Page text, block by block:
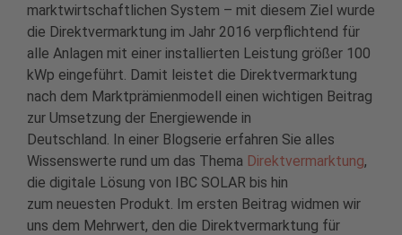
marktwirtschaftlichen System – mit diesem Ziel wurde
die Direktvermarktung im Jahr 2016 verpflichtend für
alle Anlagen mit einer installierten Leistung größer 100
kWp eingeführt. Damit leistet die Direktvermarktung
nach dem Marktprämienmodell einen wichtigen Beitrag
zur Umsetzung der Energiewende in
Deutschland. In einer Blogserie erfahren Sie alles
Wissenswerte rund um das Thema Direktvermarktung,
die digitale Lösung von IBC SOLAR bis hin
zum neuesten Produkt. Im ersten Beitrag widmen wir
uns dem Mehrwert, den die Direktvermarktung für